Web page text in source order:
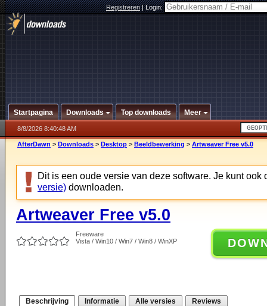
Registreren|Login:
Startpagina Downloads Top downloads Meer
8/8/2026 8:40:48 AM
AfterDawn > Downloads > Desktop > Beeldbewerking > Artweaver Free v5.0
Dit is een oude versie van deze software. Je kunt ook
versie) downloaden.
Artweaver Free v5.0
Freeware
Vista / Win10 / Win7 / Win8 / WinXP
Beschrijving Informatie Alle versies Reviews